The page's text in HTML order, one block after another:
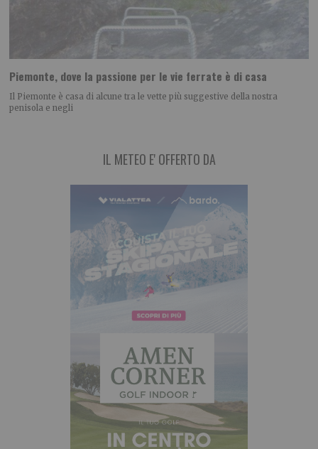
Piemonte, dove la passione per le vie ferrate è di casa
Il Piemonte è casa di alcune tra le vette più suggestive della nostra
penisola e negli
IL METEO E' OFFERTO DA